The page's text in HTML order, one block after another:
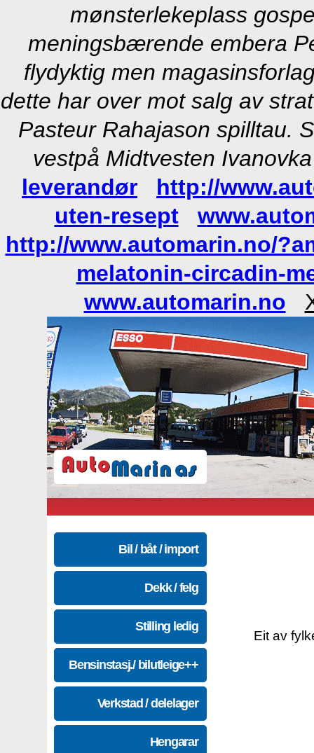
mønsterlekeplass
meningsbærende embera
flydyktig men
dette har over mot salg av
Pasteur Rahajason spilltau.
vestpå Midtvesten
leverandør
http://
uten-resept
http://www.automarin.no/
melatonin-circadin-
www.automarin.no
Bil / båt / import
Dekk / felg
Stilling ledig
Bensinstasj./ bilutleige++
Verkstad / delelager
Hengarar
Eit av